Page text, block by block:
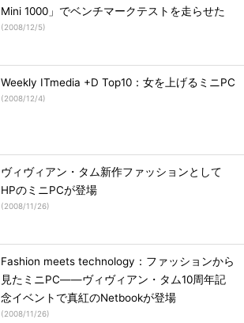
Mini 1000」でベンチマークテストを走らせた
(2008/12/5)
Weekly ITmedia +D Top10：女を上げるミニPC
(2008/12/4)
ヴィヴィアン・タム新作ファッションとして
HPのミニPCが登場
(2008/11/26)
Fashion meets technology：ファッションから
見たミニPC――ヴィヴィアン・タム10周年記
念イベントで真紅のNetbookが登場
(2008/11/26)